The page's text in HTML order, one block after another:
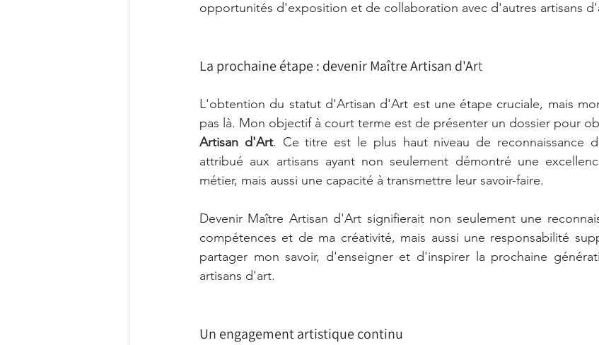
opportunités d'exposition et de collaboration avec d'autres artisans
La prochaine étape : devenir Maître Artisan d'Art
L'obtention du statut d'Artisan d'Art est une étape cruciale, mais
pas là. Mon objectif à court terme est de présenter un dossier pour
Artisan d'Art. Ce titre est le plus haut niveau de reconnaissance
attribué aux artisans ayant non seulement démontré une
métier, mais aussi une capacité à transmettre leur savoir-faire.
Devenir Maître Artisan d'Art signifierait non seulement une
compétences et de ma créativité, mais aussi une responsabilité
partager mon savoir, d'enseigner et d'inspirer la prochaine
artisans d'art.
Un engagement artistique continu